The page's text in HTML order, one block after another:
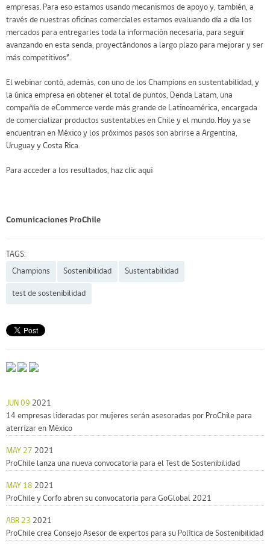
empresas. Para eso estamos usando mecanismos de apoyo y, también, a
través de nuestras oficinas comerciales estamos evaluando día a día los
mercados para entregarles toda la información necesaria, para seguir
avanzando en esta senda, proyectándonos a largo plazo para mejorar y ser
más competitivos”.
El webinar contó, además, con uno de los Champions en sustentabilidad, y
la única empresa en obtener el total de puntos, Denda Latam, una
compañía de eCommerce verde más grande de Latinoamérica, encargada
de comercializar productos sustentables en Chile y el mundo. Hoy ya se
encuentran en México y los próximos pasos son abrirse a Argentina,
Uruguay y Costa Rica.
Para acceder a los resultados, haz clic aquí
Comunicaciones ProChile
TAGS:
Champions
Sostenibilidad Sustentabilidad
test de sostenibilidad
JUN 09 2021
14 empresas lideradas por mujeres serán asesoradas por ProChile para
aterrizar en México
MAY 27 2021
ProChile lanza una nueva convocatoria para el Test de Sostenibilidad
MAY 18 2021
ProChile y Corfo abren su convocatoria para GoGlobal 2021
ABR 23 2021
ProChile crea Consejo Asesor de expertos para su Política de Sostenibilidad